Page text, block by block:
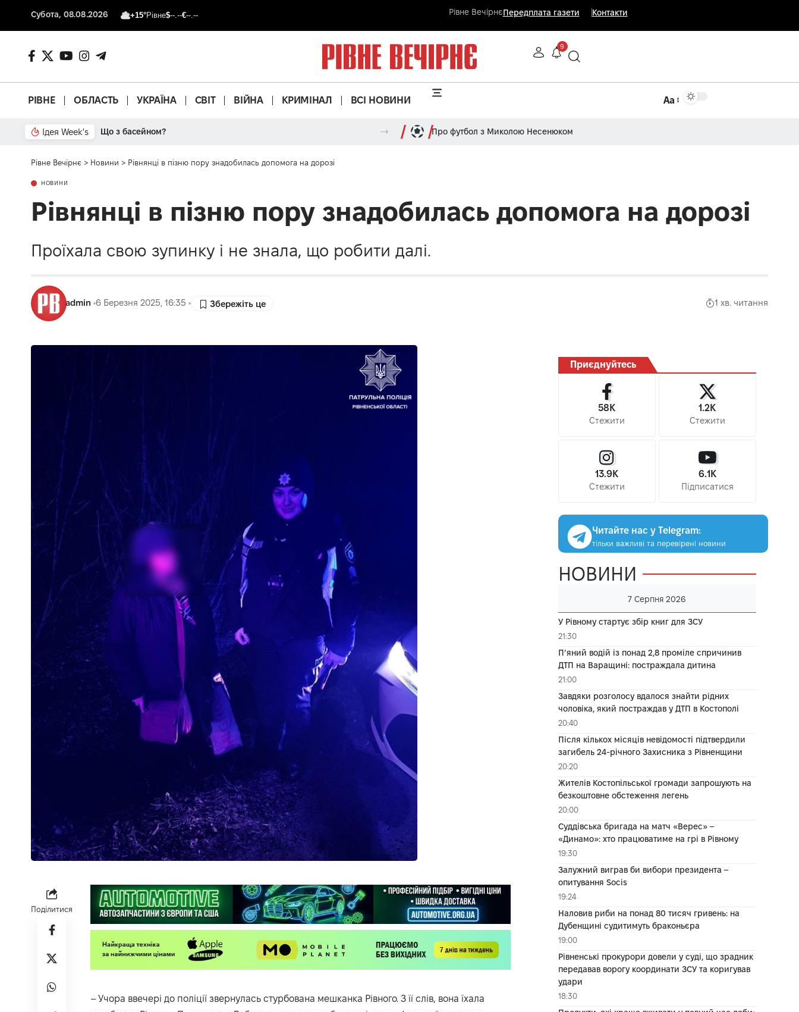
Субота, 08.08.2026 +15°Рівне$--.--€--.-- Рівне ВечірнєПередплата газети Контакти
9
РІВНЕ ОБЛАСТЬ УКРАЇНА СВІТ ВІЙНА КРИМІНАЛ ВСІ НОВИНИ Аа
Ідея Week's Про футбол з Миколою Несенюком
Рівне Вечірнє > Новини > Рівнянці в пізню пору знадобилась допомога на дорозі
НОВИНИ
Рівнянці в пізню пору знадобилась допомога на дорозі
Проїхала свою зупинку і не знала, що робити далі.
admin 6 Березня 2025, 16:35 1 хв. читання
Поділитися
– Учора ввечері до поліції звернулась стурбована мешканка Рівного. З її слів, вона їхала
Приєднуйтесь
58K
Стежити
1.2K
Стежити
13.9K
Стежити
6.1K
Підписатися
Читайте нас у Telegram:
тільки важливі та перевірені новини
НОВИНИ
7 Серпня 2026
У Рівному стартує збір книг для ЗСУ
21:30
П’яний водій із понад 2,8 проміле спричинив
ДТП на Варащині: постраждала дитина
21:00
Завдяки розголосу вдалося знайти рідних
чоловіка, який постраждав у ДТП в Костополі
20:40
Після кількох місяців невідомості підтвердили
загибель 24-річного Захисника з Рівненщини
20:20
Жителів Костопільської громади запрошують на
безкоштовне обстеження легень
20:00
Суддівська бригада на матч «Верес» –
«Динамо»: хто працюватиме на грі в Рівному
19:30
Залужний виграв би вибори президента –
опитування Socis
19:24
Наловив риби на понад 80 тисяч гривень: на
Дубенщині судитимуть браконьєра
19:00
Рівненські прокурори довели у суді, що зрадник
передавав ворогу координати ЗСУ та коригував
удари
18:30